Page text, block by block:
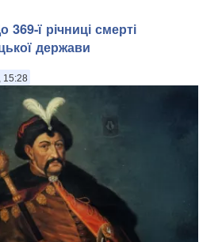
ї річниці смерті
держави
15:28